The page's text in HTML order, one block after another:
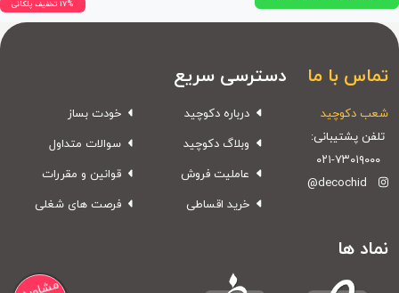
۱۷% تخفیف پلکانی
تماس با ما
شعب دکوچید
تلفن پشتیبانی:
۰۲۱-۷۳۰۱۹۰۰۰
@decochid
دسترسی سریع
درباره دکوچید
وبلاگ دکوچید
عاملیت فروش
خرید اقساطی
خودت بساز
سوالات متداول
قوانین و مقررات
فرصت های شغلی
نماد ها